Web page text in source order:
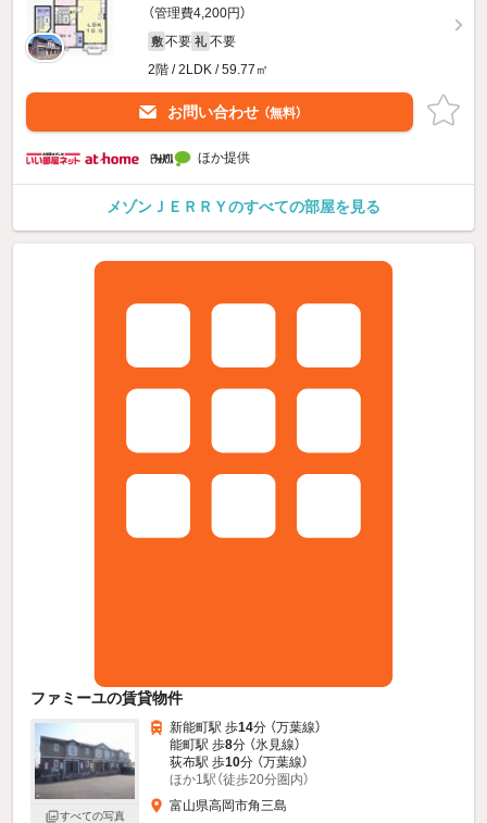
（管理費4,200円）
敷 不要 礼 不要
2階 / 2LDK / 59.77㎡
お問い合わせ （無料）
ほか提供
メゾンＪＥＲＲＹのすべての部屋を見る
ファミーユの賃貸物件
すべての写真
新能町駅 歩14分 （万葉線）
能町駅 歩8分 （氷見線）
荻布駅 歩10分 （万葉線）
ほか1駅（徒歩20分圏内）
富山県高岡市角三島